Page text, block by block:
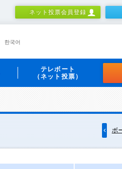
ネット投票会員登録
한국어
テレボート
（ネット投票）
ボ